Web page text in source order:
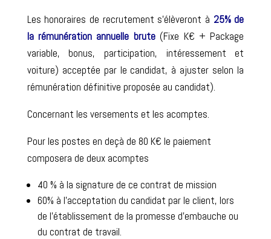
Les honoraires de recrutement s’élèveront à 25% de
la rémunération annuelle brute(Fixe K€ + Package
variable, bonus, participation, intéressement et
voiture) acceptée par le candidat, à ajuster selon la
rémunération définitive proposée au candidat).
Concernant les versements et les acomptes.
Pour les postes en deçà de 80 K€ le paiement
composera de deux acomptes
40 % à la signature de ce contrat de mission
60% à l’acceptation du candidat par le client, lors
de l’établissement de la promesse d’embauche ou
du contrat de travail.